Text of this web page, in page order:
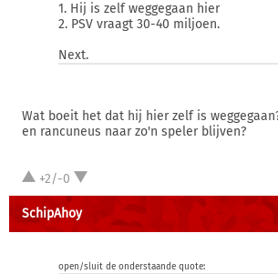
1. Hij is zelf weggegaan hier
2. PSV vraagt 30-40 miljoen.
Next.
Wat boeit het dat hij hier zelf is
en rancuneus naar zo'n speler blijven?
+2/-0
SchipAhoy
open/sluit de onderstaande quote: